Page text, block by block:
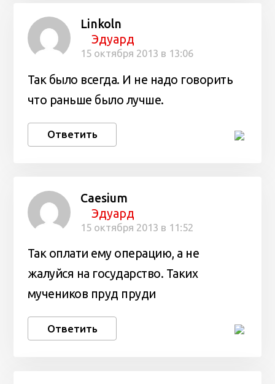
Linkoln
Эдуард
15 октября 2013 в 13:06
Так было всегда. И не надо говорить
что раньше было лучше.
Ответить
Caesium
Эдуард
15 октября 2013 в 11:52
Так оплати ему операцию, а не
жалуйся на государство. Таких
мучеников пруд пруди
Ответить